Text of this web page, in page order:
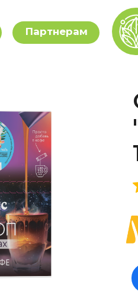
Партнерам